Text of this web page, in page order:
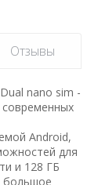
Отзывы
nano sim -
Android,
для
и 128 ГБ
большое